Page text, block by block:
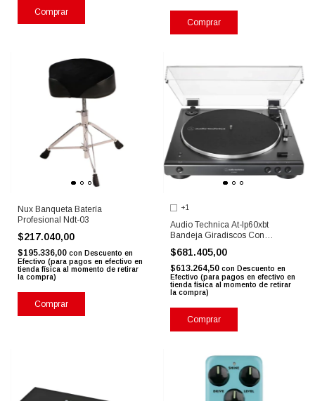
Comprar
Nux Banqueta Batería
Profesional Ndt-03
$217.040,00
$195.336,00 con Descuento en
Efectivo (para pagos en efectivo en
tienda física al momento de retirar
la compra)
Comprar
+1
Audio Technica At-lp60xbt
Bandeja Giradiscos Con
Bluetooth
$681.405,00
$613.264,50 con Descuento en
Efectivo (para pagos en efectivo en
tienda física al momento de retirar
la compra)
Comprar